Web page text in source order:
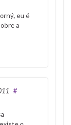
eu é
a
#